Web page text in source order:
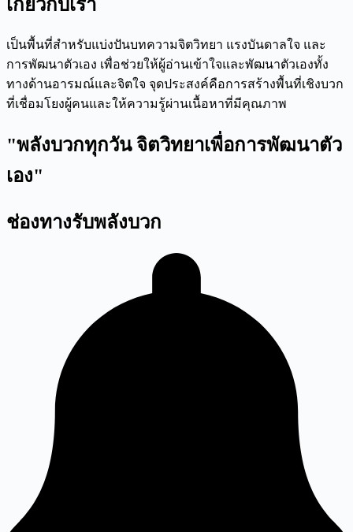
เกี่ยวกับเรา
เป็นพื้นที่สำหรับแบ่งปันบทความจิตวิทยา แรงบันดาลใจ และ
การพัฒนาตัวเอง เพื่อช่วยให้ผู้อ่านเข้าใจและพัฒนาตัวเองทั้ง
ทางด้านอารมณ์และจิตใจ จุดประสงค์คือการสร้างพื้นที่เชิงบวก
ที่เชื่อมโยงผู้คนและให้ความรู้ผ่านเนื้อหาที่มีคุณภาพ
"พลังบวกทุกวัน จิตวิทยาเพื่อการพัฒนาตัว
เอง"
ช่องทางรับพลังบวก